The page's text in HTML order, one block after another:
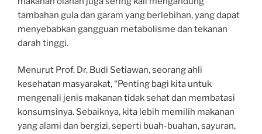
tambahan gula dan garam yang berlebihan, yang dapat
menyebabkan gangguan metabolisme dan tekanan
darah tinggi.
Menurut Prof. Dr. Budi Setiawan, seorang ahli
kesehatan masyarakat, “Penting bagi kita untuk
mengenali jenis makanan tidak sehat dan membatasi
konsumsinya. Sebaiknya, kita lebih memilih makanan
yang alami dan bergizi, seperti buah-buahan, sayuran,